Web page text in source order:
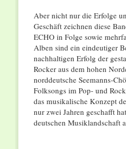
Aber nicht nur die Erfolge
Geschäft zeichnen diese
ECHO in Folge sowie
Alben sind ein eindeutiger
nachhaltigen Erfolg der
Rocker aus dem hohen
norddeutsche Seemanns-
Folksongs im Pop- und
das musikalische Konzept
nur zwei Jahren geschafft
deutschen Musiklandschaft